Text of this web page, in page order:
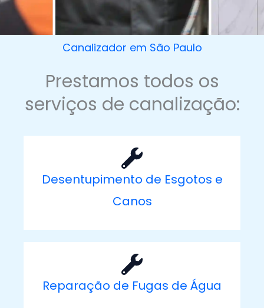
Canalizador em São Paulo
Prestamos todos os
serviços de canalização:
Desentupimento de Esgotos e
Canos
Reparação de Fugas de Água